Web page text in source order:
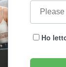
Ho